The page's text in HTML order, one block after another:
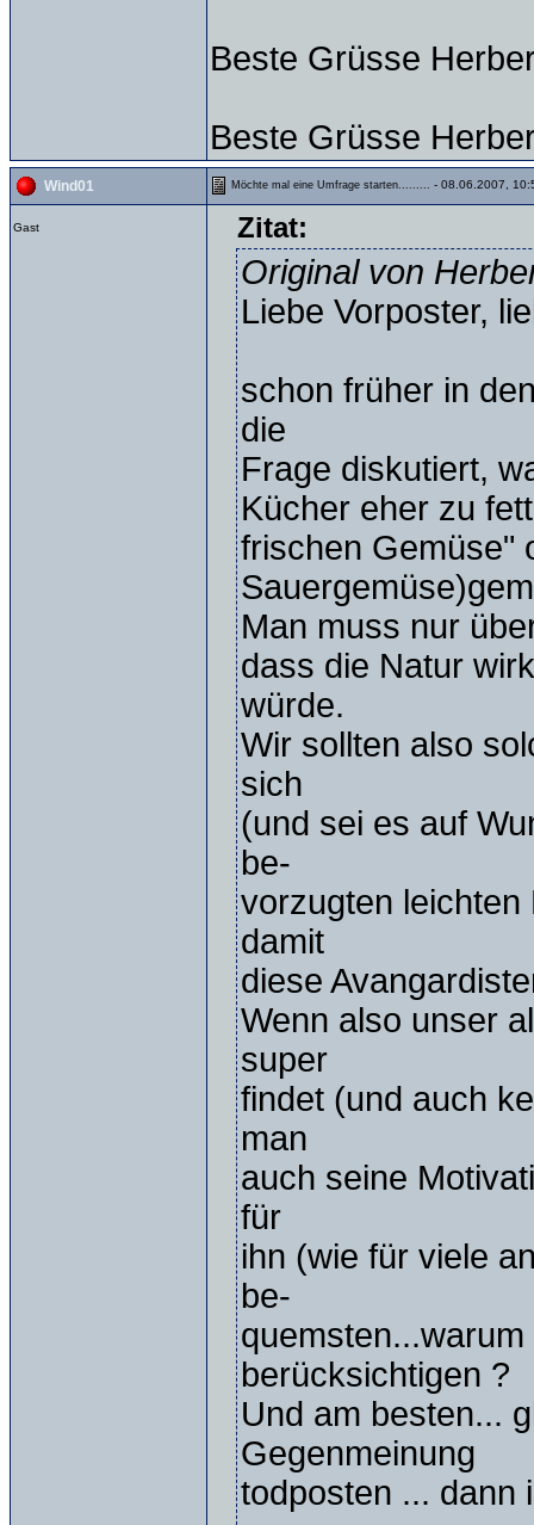
Beste Grüsse
Beste Grüsse
Wind01 Möchte mal eine Umfrage starten......... - 08.06.2007,
Gast Zitat:
Original von
Liebe Vorposter,
schon früher in
die
Frage diskutiert,
Kücher eher zu
frischen Gemüse"
Man muss nur
dass die Natur
würde.
Wir sollten also
sich
(und sei es auf
be-
vorzugten leichten
damit
diese
Wenn also unser
super
findet (und auch
man
auch seine
für
ihn (wie für viele
be-
berücksichtigen ?
Und am besten...
Gegenmeinung
todposten ... dann